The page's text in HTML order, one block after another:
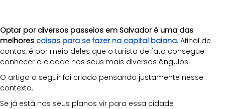
Optar por diversos passeios em Salvador é uma das
melhores coisas para se fazer na capital baiana. Afinal de
contas, é por meio deles que o turista de fato consegue
conhecer a cidade nos seus mais diversos ângulos.
O artigo a seguir foi criado pensando justamente nesse
contexto.
Se já está nos seus planos vir para essa cidade